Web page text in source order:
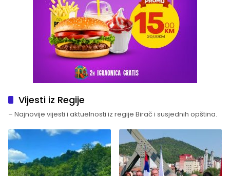
Vijesti iz Regije
– Najnovije vijesti i aktuelnosti iz regije Birač i susjednih opština.